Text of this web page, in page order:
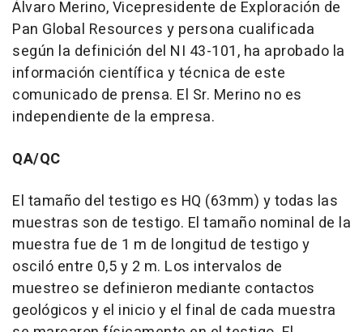
Álvaro Merino, Vicepresidente de Exploración de
Pan Global Resources y persona cualificada
según la definición del NI 43-101, ha aprobado la
información científica y técnica de este
comunicado de prensa. El Sr. Merino no es
independiente de la empresa.
QA/QC
El tamaño del testigo es HQ (63mm) y todas las
muestras son de testigo. El tamaño nominal de la
muestra fue de 1 m de longitud de testigo y
osciló entre 0,5 y 2 m. Los intervalos de
muestreo se definieron mediante contactos
geológicos y el inicio y el final de cada muestra